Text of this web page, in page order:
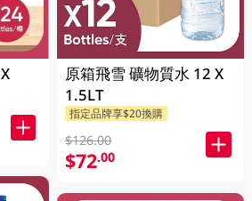
原箱飛雪 礦物質水 12 X
1.5LT
指定品牌享$20換購
$126.00
$72.00